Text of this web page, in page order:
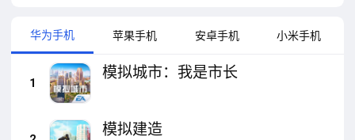
组等十大城市建设类手游排行榜
华为手机 苹果手机 安卓手机 小米手机
1
模拟城市：我是市长
模拟建造